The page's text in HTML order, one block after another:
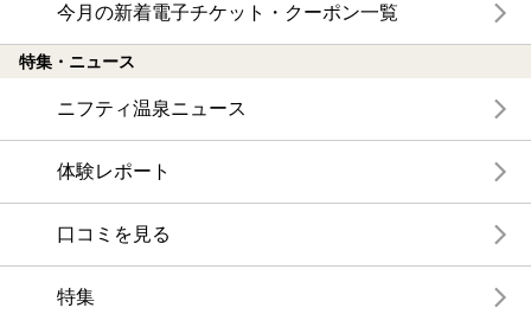
今月の新着電子チケット・クーポン一覧
特集・ニュース
ニフティ温泉ニュース
体験レポート
口コミを見る
特集